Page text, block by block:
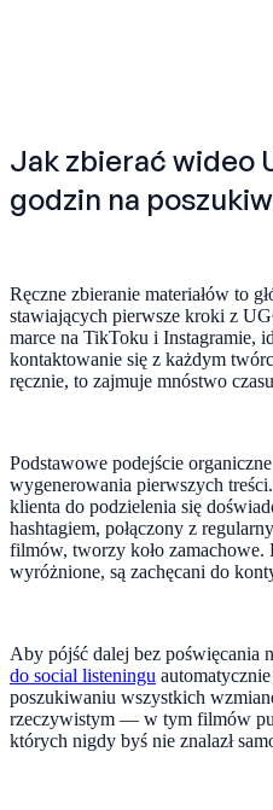
Jak zbierać wideo
godzin na
Ręczne zbieranie materiałów to
stawiających pierwsze kroki z
marce na TikToku i Instagramie,
kontaktowanie się z każdym
ręcznie, to zajmuje mnóstwo
Podstawowe podejście
wygenerowania pierwszych
klienta do podzielenia się
hashtagiem, połączony z
filmów, tworzy koło
wyróżnione, są zachęcani do
Aby pójść dalej bez poświęcania
do social listeningu
poszukiwaniu wszystkich
rzeczywistym — w tym filmów
których nigdy byś nie znalazł